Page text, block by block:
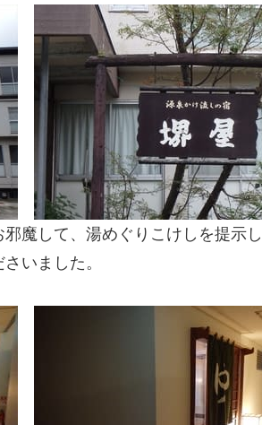
魔して、湯めぐりこけしを提示
いました。